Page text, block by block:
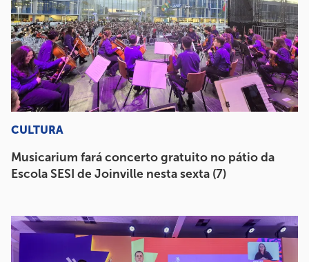
CULTURA
Musicarium fará concerto gratuito no pátio da
Escola SESI de Joinville nesta sexta (7)